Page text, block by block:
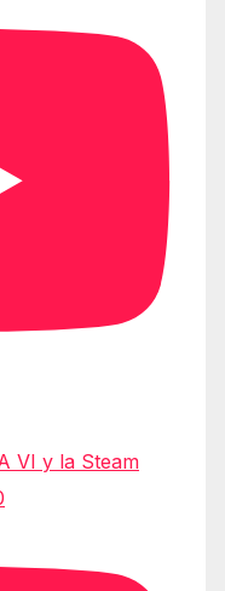
VI y la Steam